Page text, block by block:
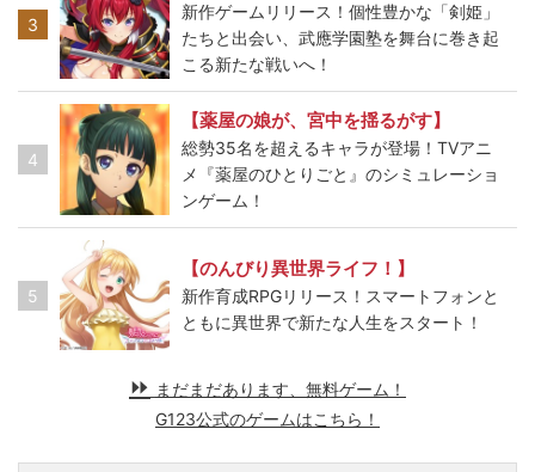
3
新作ゲームリリース！個性豊かな「剣姫」
たちと出会い、武應学園塾を舞台に巻き起
こる新たな戦いへ！
4
【薬屋の娘が、宮中を揺るがす】
総勢35名を超えるキャラが登場！TVアニ
メ『薬屋のひとりごと』のシミュレーショ
ンゲーム！
5
【のんびり異世界ライフ！】
新作育成RPGリリース！スマートフォンと
ともに異世界で新たな人生をスタート！
まだまだあります、無料ゲーム！
G123公式のゲームはこちら！